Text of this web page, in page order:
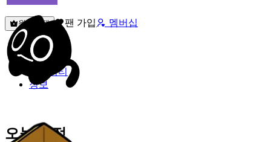
원픽선택 팬 가입 멤버십
밐타운
피드
커뮤니티
정보
오늘 일정